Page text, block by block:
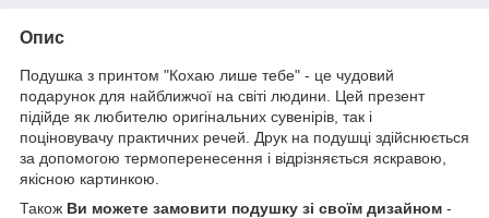
Опис
Подушка з принтом "Кохаю лише тебе" - це чудовий
подарунок для найближчої на світі людини. Цей презент
підійде як любителю оригінальних сувенірів, так і
поціновувачу практичних речей. Друк на подушці здійснюється
за допомогою термоперенесення і відрізняється яскравою,
якісною картинкою.
Також Ви можете замовити подушку зі своїм дизайном -